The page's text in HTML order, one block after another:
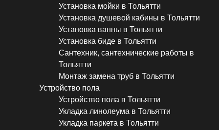
Установка мойки в Тольятти
Установка душевой кабины в Тольятти
Установка ванны в Тольятти
Установка биде в Тольятти
Сантехник, сантехнические работы в
Тольятти
Монтаж замена труб в Тольятти
Устройство пола
Устройство пола в Тольятти
Укладка линолеума в Тольятти
Укладка паркета в Тольятти